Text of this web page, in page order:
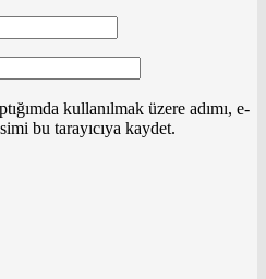
kullanılmak üzere adımı, e-
bu tarayıcıya kaydet.